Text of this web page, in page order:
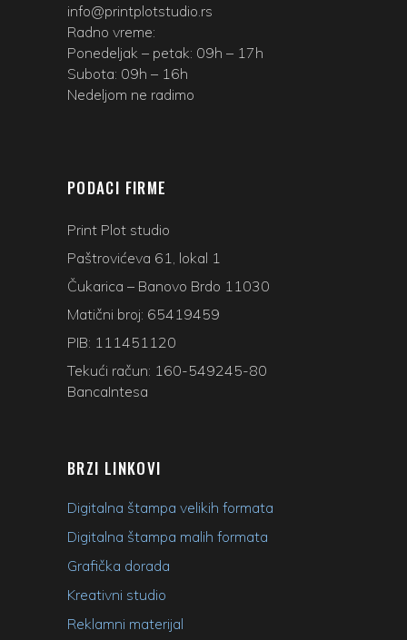
info@printplotstudio.rs
Radno vreme:
Ponedeljak – petak: 09h – 17h
Subota: 09h – 16h
Nedeljom ne radimo
PODACI FIRME
Print Plot studio
Paštrovićeva 61, lokal 1
Čukarica – Banovo Brdo 11030
Matični broj: 65419459
PIB: 111451120
Tekući račun: 160-549245-80
BancaIntesa
BRZI LINKOVI
Digitalna štampa velikih formata
Digitalna štampa malih formata
Grafička dorada
Kreativni studio
Reklamni materijal